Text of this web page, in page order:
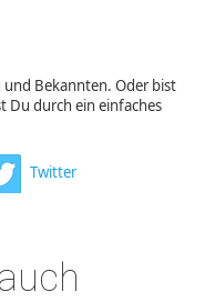
und Bekannten. Oder bist
Du durch ein einfaches
Twitter